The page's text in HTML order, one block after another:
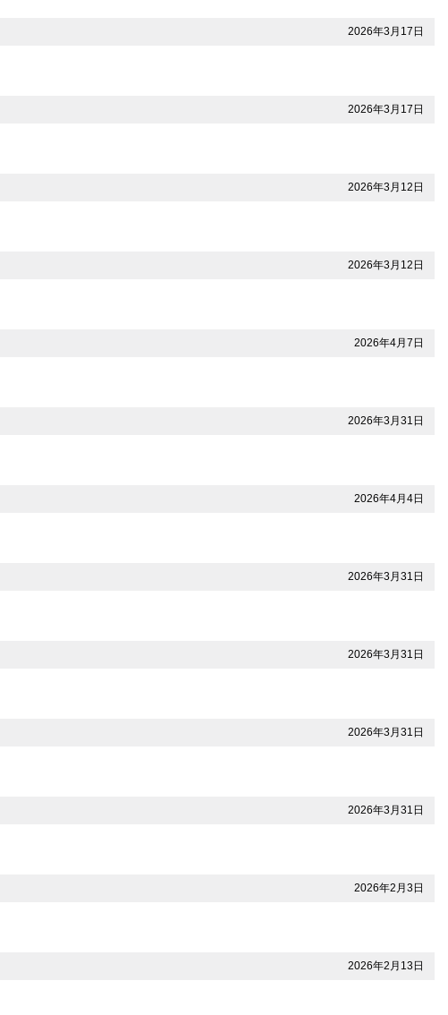
2026年3月17日
2026年3月17日
2026年3月12日
2026年3月12日
2026年4月7日
2026年3月31日
2026年4月4日
2026年3月31日
2026年3月31日
2026年3月31日
2026年3月31日
2026年2月3日
2026年2月13日